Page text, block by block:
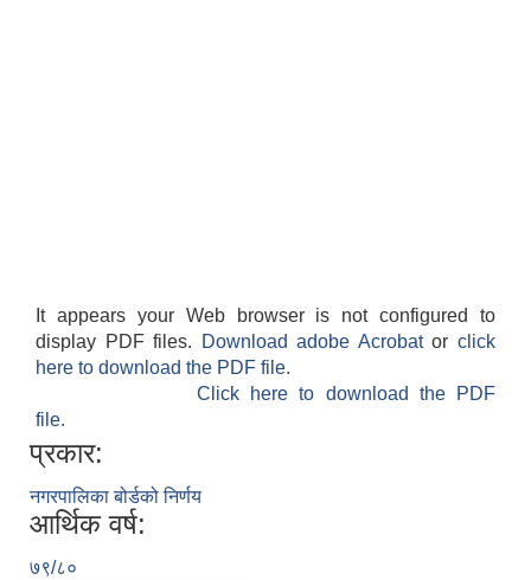
It appears your Web browser is not configured to
display PDF files.
Download adobe Acrobatorclick
here to download the PDF file.
Click here to download the PDF
file.
प्रकार:
नगरपालिका बोर्डको निर्णय
आर्थिक वर्ष:
७९/८०